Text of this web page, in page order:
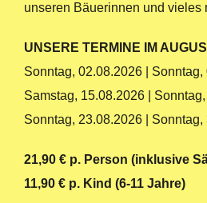
unseren Bäuerinnen und vieles
UNSERE TERMINE IM
Sonntag, 02.08.2026 | Sonntag,
Samstag, 15.08.2026 |
Sonntag, 23.08.2026 | Sonntag,
21,90 € p. Person (inklusive
11,90 € p. Kind (6-11 Jahre)